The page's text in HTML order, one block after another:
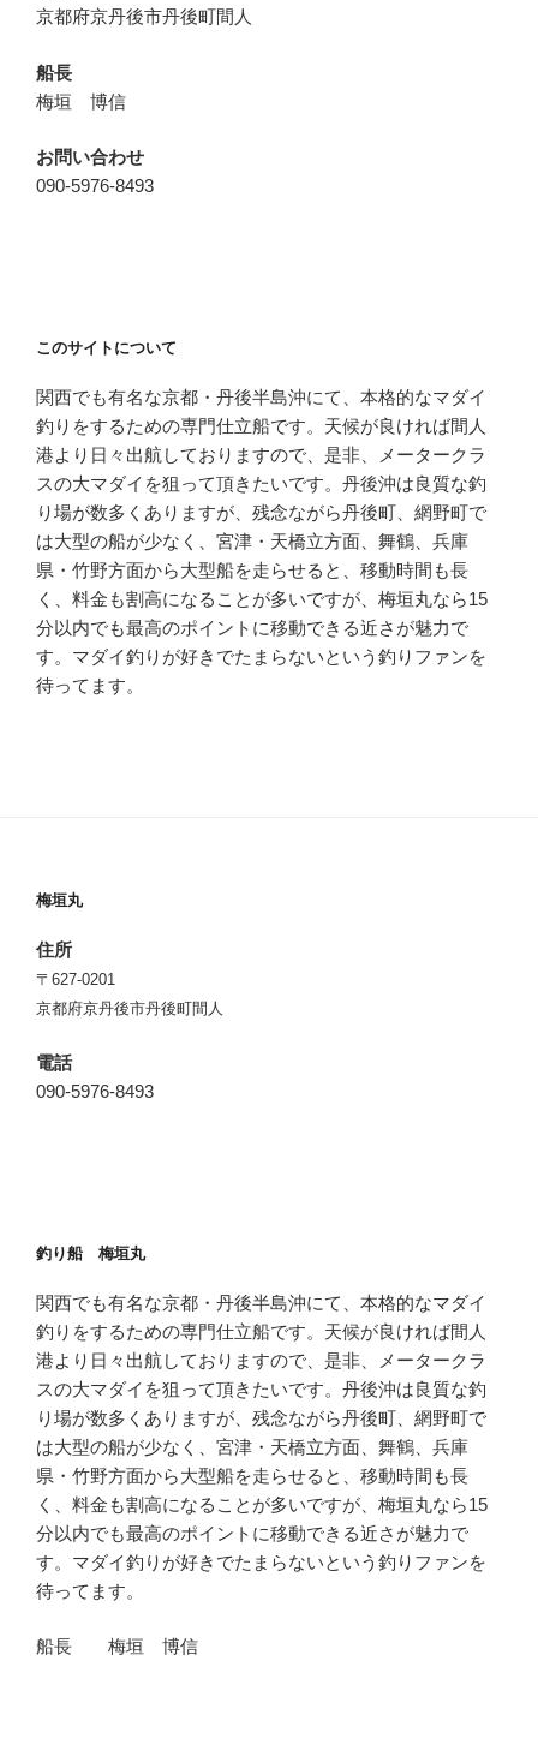
京都府京丹後市丹後町間人
船長
梅垣 博信
お問い合わせ
090-5976-8493
このサイトについて
関西でも有名な京都・丹後半島沖にて、本格的なマダイ
釣りをするための専門仕立船です。天候が良ければ間人
港より日々出航しておりますので、是非、メータークラ
スの大マダイを狙って頂きたいです。丹後沖は良質な釣
り場が数多くありますが、残念ながら丹後町、網野町で
は大型の船が少なく、宮津・天橋立方面、舞鶴、兵庫
県・竹野方面から大型船を走らせると、移動時間も長
く、料金も割高になることが多いですが、梅垣丸なら15
分以内でも最高のポイントに移動できる近さが魅力で
す。マダイ釣りが好きでたまらないという釣りファンを
待ってます。
梅垣丸
住所
〒627-0201
京都府京丹後市丹後町間人
電話
090-5976-8493
釣り船 梅垣丸
関西でも有名な京都・丹後半島沖にて、本格的なマダイ
釣りをするための専門仕立船です。天候が良ければ間人
港より日々出航しておりますので、是非、メータークラ
スの大マダイを狙って頂きたいです。丹後沖は良質な釣
り場が数多くありますが、残念ながら丹後町、網野町で
は大型の船が少なく、宮津・天橋立方面、舞鶴、兵庫
県・竹野方面から大型船を走らせると、移動時間も長
く、料金も割高になることが多いですが、梅垣丸なら15
分以内でも最高のポイントに移動できる近さが魅力で
す。マダイ釣りが好きでたまらないという釣りファンを
待ってます。
船長 梅垣 博信